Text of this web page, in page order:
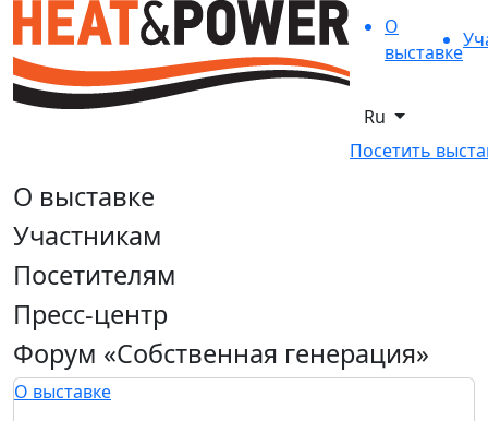
О
выставке
Ru
Посетить
О выставке
Участникам
Посетителям
Пресс-центр
Форум «Собственная генерация»
О выставке